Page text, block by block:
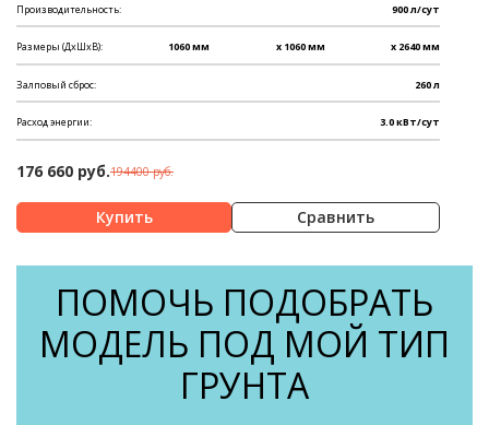
Производительность: 900 л/сут
Размеры (ДхШхВ): 1060 мм x 1060 мм x 2640 мм
Залповый сброс: 260 л
Расход энергии: 3.0 кВт/сут
176 660 руб.194400 руб.
Сравнить
ПОМОЧЬ ПОДОБРАТЬ
МОДЕЛЬ ПОД МОЙ ТИП
ГРУНТА